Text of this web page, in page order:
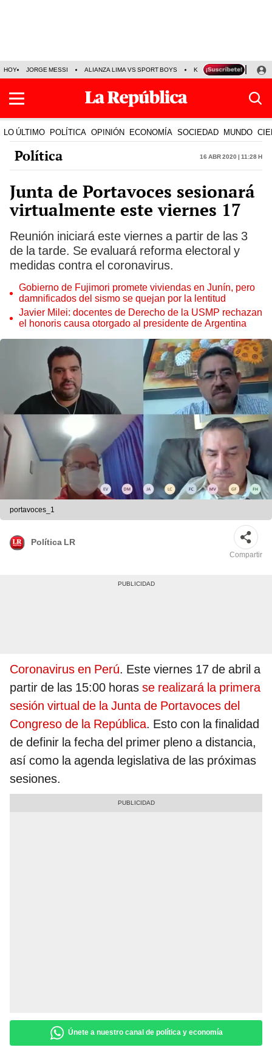
HOY JORGE MESSI ALIANZA LIMA VS SPORT BOYS KENJI FUJIMORI
LO ÚLTIMO POLÍTICA OPINIÓN ECONOMÍA SOCIEDAD MUNDO
Política 16 Abr 2020 | 11:28 h
Junta de Portavoces sesionará
virtualmente este viernes 17
Reunión iniciará este viernes a partir de las 3
de la tarde. Se evaluará reforma electoral y
medidas contra el coronavirus.
Gobierno de Fujimori promete viviendas en Junín, pero
damnificados del sismo se quejan por la lentitud
Javier Milei: docentes de Derecho de la USMP rechazan
el honoris causa otorgado al presidente de Argentina
portavoces_1
Política LR
Compartir
Coronavirus en Perú. Este viernes 17 de abril a
partir de las 15:00 horas se realizará la primera
sesión virtual de la Junta de Portavoces del
Congreso de la República. Esto con la finalidad
de definir la fecha del primer pleno a distancia,
así como la agenda legislativa de las próximas
sesiones.
Únete a nuestro canal de política y economía